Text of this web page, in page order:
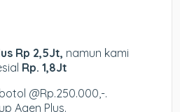
Rp 2,5Jt, namun kami
Rp. 1,8Jt
@Rp.250.000,-.
Agen Plus.